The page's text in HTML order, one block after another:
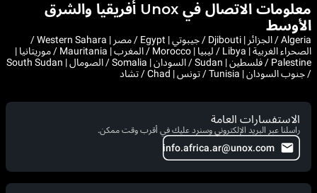
معلومات الاتصال في Unox أفريقيا والشرق
الأوسط
Algeria / الجزائر | Djibouti / جيبوتي | Egypt / مصر | Western Sahara /
الصحراء الغربية | Libya / ليبيا | Morocco / المغرب | Mauritania / موريتانيا |
Palestine / فلسطين | Sudan / السودان | Somalia / الصومال | South Sudan
/ جنوب السودان | Tunisia / تونس | Chad / تشاد
الاستفسارات العامة
راسلنا عبر البريد الإلكتروني وسنرد عليك في أقرب وقت ممكن.
info.africa.ar@unox.com